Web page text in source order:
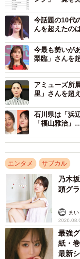
藤原竜也さん
続いて、総合・男性
さんでした。芸能界
在。ボートレース、
で、かつてレギュラ
きたくなったら休
いいます。
以下、総合での第3
こ」さん、第5位に
男性部門での第3位
今話題の10代
んを超えたの
今最も勢いが
梨臨」さんを
アミューズ所
里」さんを超
石川県は「浜
「福山雅治
エンタメ サブカル
乃木
頭グ
ま
最強
紙・
最新